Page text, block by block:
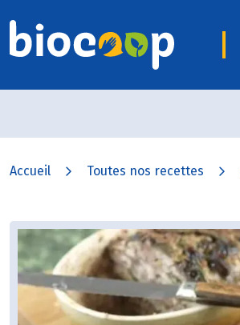
Accueil Toutes nos recettes